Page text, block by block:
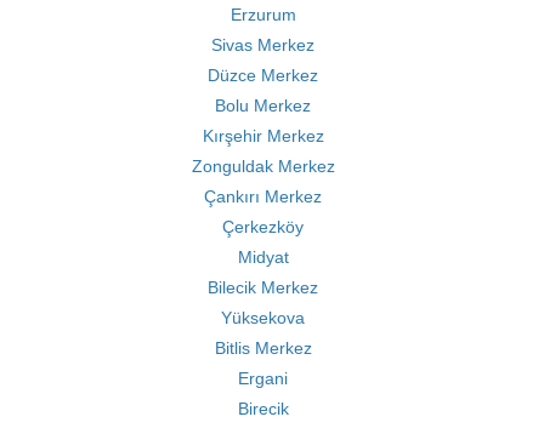
Erzurum
Sivas Merkez
Düzce Merkez
Bolu Merkez
Kırşehir Merkez
Zonguldak Merkez
Çankırı Merkez
Çerkezköy
Midyat
Bilecik Merkez
Yüksekova
Bitlis Merkez
Ergani
Birecik